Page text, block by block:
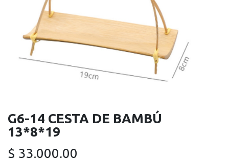
G6-14 CESTA DE BAMBÚ
13*8*19
$ 33.000,00